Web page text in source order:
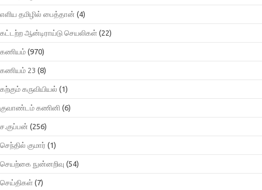
எளிய தமிழில் பைத்தான் (4)
கட்டற்ற ஆன்டிராய்டு செயலிகள் (22)
கணியம் (970)
கணியம் 23 (8)
கற்கும் கருவியியல் (1)
குவாண்டம் கணினி (6)
ச.குப்பன் (256)
செந்தில் குமார் (1)
செயற்கை நுன்னறிவு (54)
செய்திகள் (7)